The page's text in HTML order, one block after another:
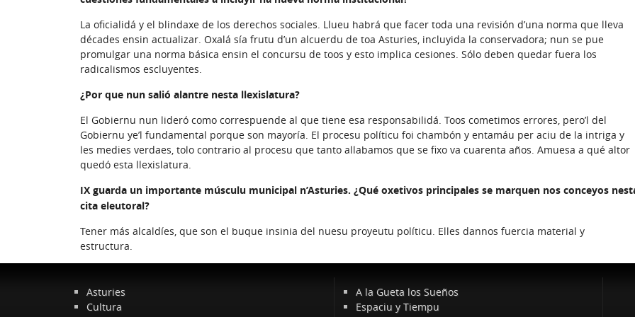
La oficialidá y el blindaxe de los derechos sociales. Llueu habrá que facer toda una revisión d’una norma que lleva
décades ensin actualizar. Oxalá sía frutu d’un alcuerdu de toa Asturies, incluyida la conservadora; nun se pue
promulgar una norma básica ensin el concursu de toos y esto implica cesiones. Sólo deben quedar fuera los
radicalismos escluyentes.
¿Por que nun salió alantre nesta llexislatura?
El Gobiernu nun lideró como correspuende al que tiene esa responsabilidá. Toos cometimos errores, pero’l del
Gobiernu ye’l fundamental porque son mayoría. El procesu políticu foi chambón y entamáu per aciu de la intriga y
les medies verdaes, tolo contrario al procesu que tanto allabamos que se fixo va cuarenta años. Amuesa a qué altor
quedó esta llexislatura.
IX guarda un importante músculu municipal n’Asturies. ¿Qué oxetivos principales se marquen nos conceyos
cita eleutoral?
Tener más alcaldíes, que son el buque insinia del nuesu proyeutu políticu. Elles dannos fuercia material y
estructura.
Asturies
Cultura
A la Gueta los Sueños
Espaciu y Tiempu